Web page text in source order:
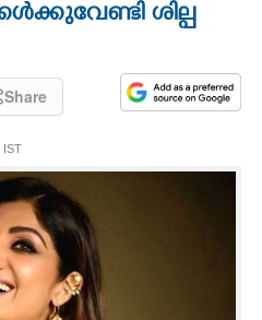
ശില്പ
Share
IST